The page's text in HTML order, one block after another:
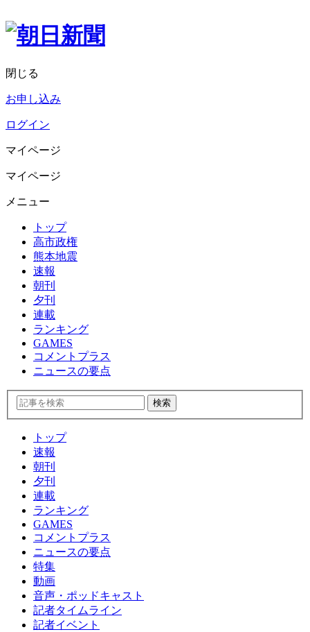
閉じる
お申し込み
ログイン
マイページ
マイページ
メニュー
トップ
高市政権
熊本地震
速報
朝刊
夕刊
連載
ランキング
GAMES
コメントプラス
ニュースの要点
トップ
速報
朝刊
夕刊
連載
ランキング
GAMES
コメントプラス
ニュースの要点
特集
動画
音声・ポッドキャスト
記者タイムライン
記者イベント